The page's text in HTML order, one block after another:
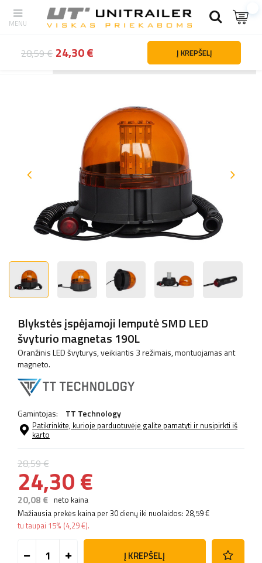
Namai Apšvietimas ir elektros dalys Spėjamieji žibintai
Blykstės įspėjamoji lemputė SMD LED
švyturio magnetas 190L
Oranžinis LED švyturys, veikiantis 3 režimais, montuojamas ant
magneto.
Gamintojas: TT Technology
Patikrinkite, kurioje parduotuvėje galite pamatyti ir nusipirkti iš
karto
28,59 €
24,30 €
20,08 € neto kaina
Mažiausia prekės kaina per 30 dienų iki nuolaidos: 28,59 €
tu taupai 15% (4,29 €).
Į KREPŠELĮ
28,59 € 24,30 € Į KREPŠELĮ